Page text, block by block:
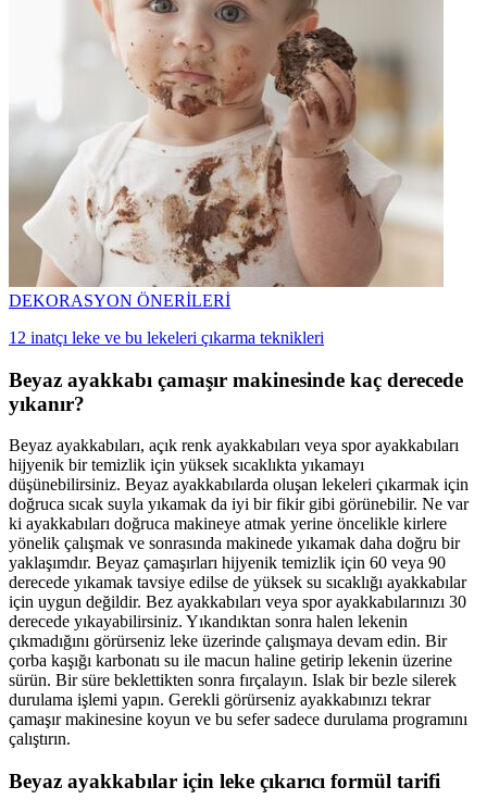
DEKORASYON ÖNERİLERİ
12 inatçı leke ve bu lekeleri çıkarma teknikleri
Beyaz ayakkabı çamaşır makinesinde kaç derecede
yıkanır?
Beyaz ayakkabıları, açık renk ayakkabıları veya spor ayakkabıları
hijyenik bir temizlik için yüksek sıcaklıkta yıkamayı
düşünebilirsiniz. Beyaz ayakkabılarda oluşan lekeleri çıkarmak için
doğruca sıcak suyla yıkamak da iyi bir fikir gibi görünebilir. Ne var
ki ayakkabıları doğruca makineye atmak yerine öncelikle kirlere
yönelik çalışmak ve sonrasında makinede yıkamak daha doğru bir
yaklaşımdır. Beyaz çamaşırları hijyenik temizlik için 60 veya 90
derecede yıkamak tavsiye edilse de yüksek su sıcaklığı ayakkabılar
için uygun değildir. Bez ayakkabıları veya spor ayakkabılarınızı 30
derecede yıkayabilirsiniz. Yıkandıktan sonra halen lekenin
çıkmadığını görürseniz leke üzerinde çalışmaya devam edin. Bir
çorba kaşığı karbonatı su ile macun haline getirip lekenin üzerine
sürün. Bir süre beklettikten sonra fırçalayın. Islak bir bezle silerek
durulama işlemi yapın. Gerekli görürseniz ayakkabınızı tekrar
çamaşır makinesine koyun ve bu sefer sadece durulama programını
çalıştırın.
Beyaz ayakkabılar için leke çıkarıcı formül tarifi